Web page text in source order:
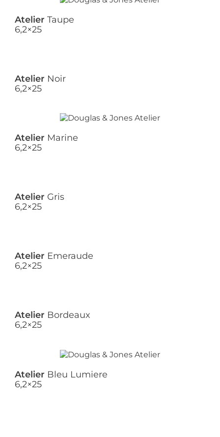
Atelier Taupe
6,2×25
Atelier Noir
6,2×25
Atelier Marine
6,2×25
Atelier Gris
6,2×25
Atelier Emeraude
6,2×25
Atelier Bordeaux
6,2×25
Atelier Bleu Lumiere
6,2×25